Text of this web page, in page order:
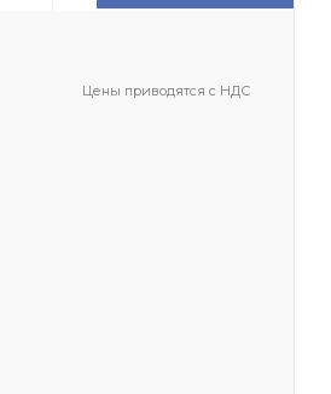
Цены приводятся с НДС